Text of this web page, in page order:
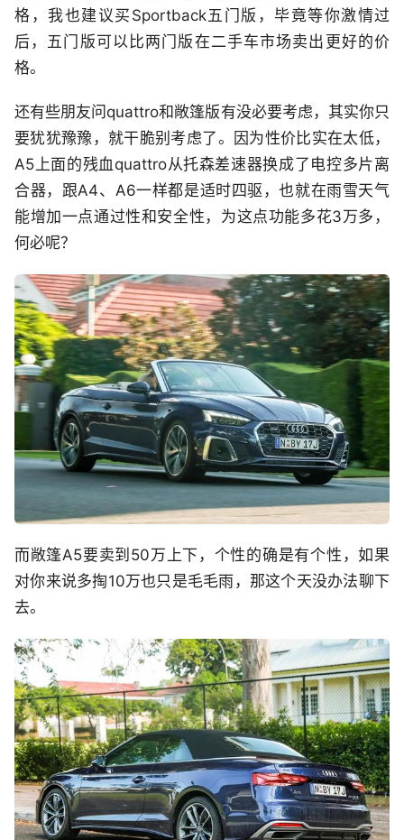
格，我也建议买Sportback五门版，毕竟等你激情过
后，五门版可以比两门版在二手车市场卖出更好的价
格。
还有些朋友问quattro和敞篷版有没必要考虑，其实你只
要犹犹豫豫，就干脆别考虑了。因为性价比实在太低，
A5上面的残血quattro从托森差速器换成了电控多片离
合器，跟A4、A6一样都是适时四驱，也就在雨雪天气
能增加一点通过性和安全性，为这点功能多花3万多，
何必呢？
而敞篷A5要卖到50万上下，个性的确是有个性，如果
对你来说多掏10万也只是毛毛雨，那这个天没办法聊下
去。